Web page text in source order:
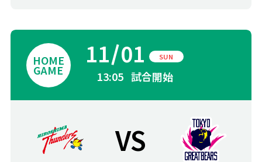
11 01 SUN
13:05 試合開始
VS